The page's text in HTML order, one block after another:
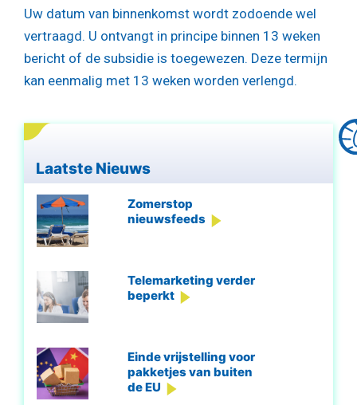
Uw datum van binnenkomst wordt zodoende wel
vertraagd. U ontvangt in principe binnen 13 weken
bericht of de subsidie is toegewezen. Deze termijn
kan eenmalig met 13 weken worden verlengd.
Laatste Nieuws
Zomerstop
nieuwsfeeds
Telemarketing verder
beperkt
Einde vrijstelling voor
pakketjes van buiten
de EU